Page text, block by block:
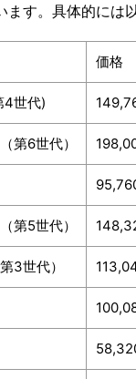
す。具体的には
価格
4世代)
第6世代）
第5世代）
3世代）